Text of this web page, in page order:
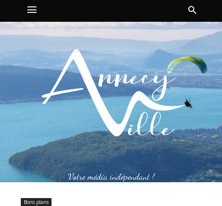
Votre média indépendant !
Bons plans